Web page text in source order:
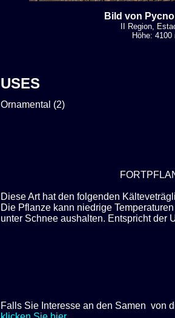
Bild von
II Region,
Höhe:
USES
Ornamental (2)
Diese Art hat den folgenden
Die Pflanze kann niedrige
unter Schnee aushalten. Entspricht der
Falls Sie Interesse an den Samen von